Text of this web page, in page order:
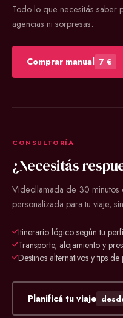
Todo lo que necesitás saber
agencias ni sorpresas.
Comprar manual 7 €
CONSULTORÍA
¿Necesitás
Videollamada de 30 minutos
personalizada para tu viaje,
Itinerario lógico según tu
Transporte, alojamiento y
Destinos alternativos y tips
Planificá tu viaje